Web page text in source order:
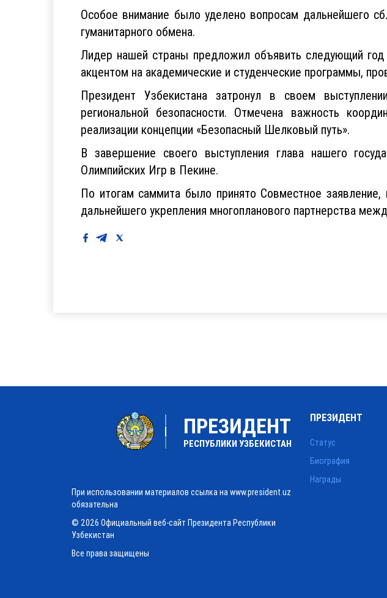
Особое внимание было уделено вопросам дальнейшего
гуманитарного обмена.
Лидер нашей страны предложил объявить следующий год
акцентом на академические и студенческие программы,
Президент Узбекистана затронул в своем
региональной безопасности. Отмечена важность
реализации концепции «Безопасный Шелковый путь».
В завершение своего выступления глава нашего
Олимпийских Игр в Пекине.
По итогам саммита было принято Совместное
дальнейшего укрепления многопланового партнерства
ПРЕЗИДЕНТ
РЕСПУБЛИКИ УЗБЕКИСТАН
При использовании материалов ссылка на www.president.uz
обязательна
© 2026 Официальный веб-сайт Президента Республики
Узбекистан
Все права защищены
ПРЕЗИДЕНТ
Статус
Биография
Награды